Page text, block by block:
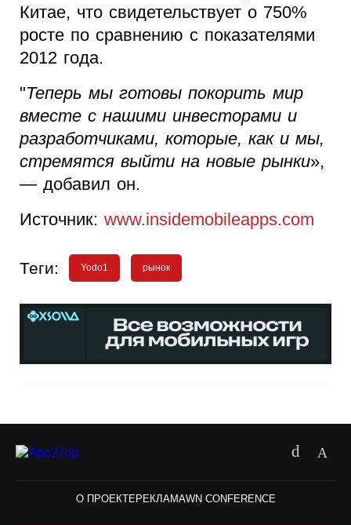
Китае, что свидетельствует о 750%
росте по сравнению с показателями
2012 года.
"Теперь мы готовы покорить мир
вместе с нашими инвесторами и
разработчиками, которые, как и мы,
стремятся выйти на новые рынки»,
— добавил он.
Источник: www.insidemobileapps.com
Теги: Yodo1 рынок
О ПРОЕКТЕРЕКЛАМАWN CONFERENCE